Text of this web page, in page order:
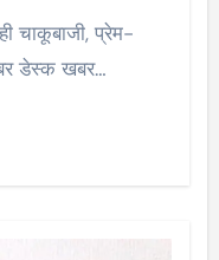
डेस्क खबर…